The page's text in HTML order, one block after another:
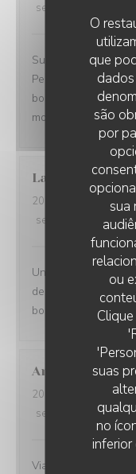
O
que
são
por
sua
ou
suas
no
service
Superbe accueil,
Personnel des plus
boissons. Nous
mon anniversaire.
Laurence L
2026-07-27
- 20:00
service
Un moment très
des plats - portions
bonne humeur.
Anne-Marie G
2026-07-25
- 12:30
service
Viande excellente